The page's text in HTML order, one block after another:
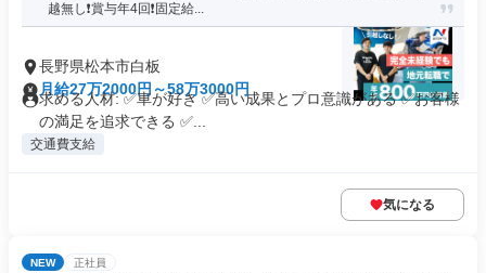
越無し❗賞与年4回❗固定給...
長野県松本市白板
月給27万2000円～58万3000円
求める人材: ✅車が好き ✅高い成果とプロ意識がある ✅お客様
の満足を追求できる ✅...
交通費支給
気になる
NEW 正社員